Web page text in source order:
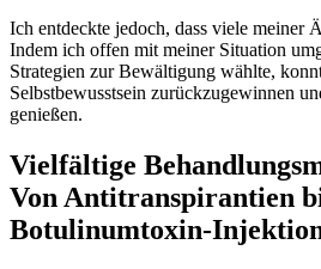
Ich⁢ entdeckte jedoch,‌ dass viele meiner
Indem ich offen mit meiner Situation
Strategien zur Bewältigung wählte,‌
Selbstbewusstsein zurückzugewinnen
‍genießen.
Vielfältige
Von Antitranspirantien
Botulinumtoxin-